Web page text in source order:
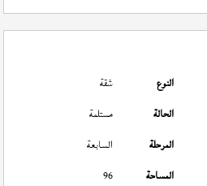
النوع
شقة
الحالة
مستلمة
المرحلة
السابعة
المساحة
96